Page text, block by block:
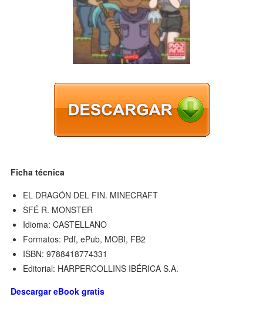
Ficha técnica
EL DRAGÓN DEL FIN. MINECRAFT
SFÉ R. MONSTER
Idioma: CASTELLANO
Formatos: Pdf, ePub, MOBI, FB2
ISBN: 9788418774331
Editorial: HARPERCOLLINS IBÉRICA S.A.
Descargar eBook gratis